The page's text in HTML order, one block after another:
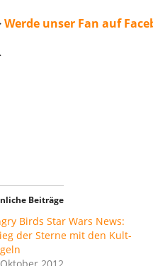
Werde unser Fan auf
Beiträge
Birds Star Wars News:
der Sterne mit den Kult-